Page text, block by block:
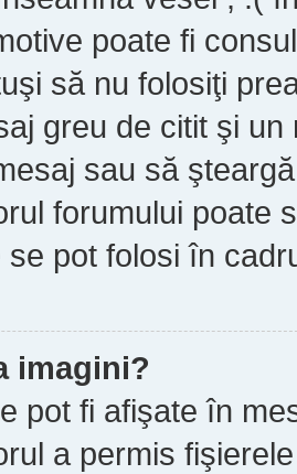
poate fi
să nu folosiţi
greu de citit şi
sau să
forumului poate
pot folosi în
imagini?
pot fi afişate în
a permis